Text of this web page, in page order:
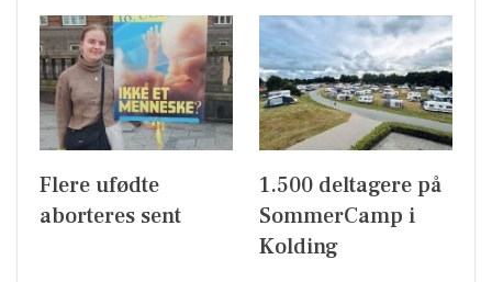
Flere ufødte
aborteres sent
1.500 deltagere på
SommerCamp i
Kolding